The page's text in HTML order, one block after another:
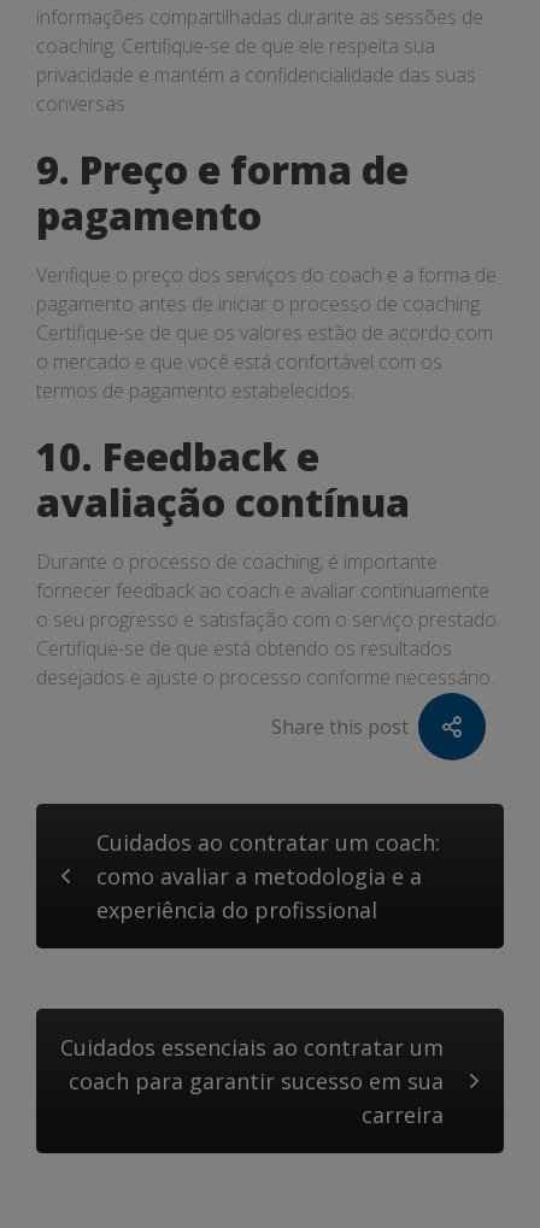
informações compartilhadas durante as sessões de
coaching. Certifique-se de que ele respeita sua
privacidade e mantém a confidencialidade das suas
conversas.
9. Preço e forma de
pagamento
Verifique o preço dos serviços do coach e a forma de
pagamento antes de iniciar o processo de coaching.
Certifique-se de que os valores estão de acordo com
o mercado e que você está confortável com os
termos de pagamento estabelecidos.
10. Feedback e
avaliação contínua
Durante o processo de coaching, é importante
fornecer feedback ao coach e avaliar continuamente
o seu progresso e satisfação com o serviço prestado.
Certifique-se de que está obtendo os resultados
desejados e ajuste o processo conforme necessário.
Share this post
Cuidados ao contratar um coach:
como avaliar a metodologia e a
experiência do profissional
Cuidados essenciais ao contratar um
coach para garantir sucesso em sua
carreira